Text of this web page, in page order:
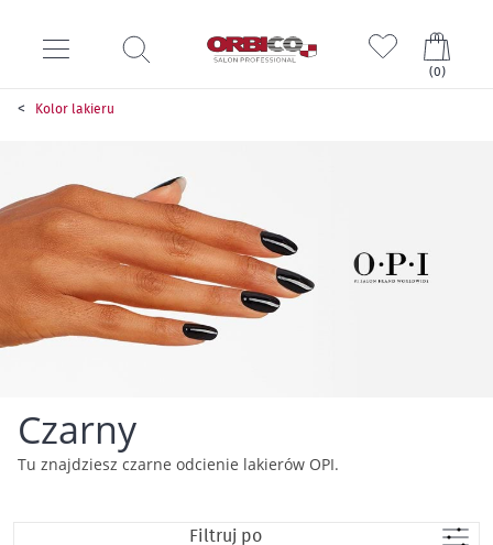
(0)
Kolor lakieru
Czarny
Tu znajdziesz czarne odcienie lakierów OPI.
Filtruj po